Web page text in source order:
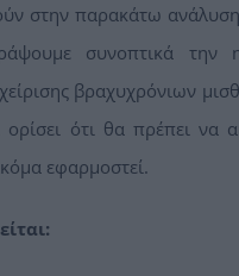
στην παρακάτω
συνοπτικά την
βραχυχρόνιων
ορίσει ότι θα πρέπει να
εφαρμοστεί.